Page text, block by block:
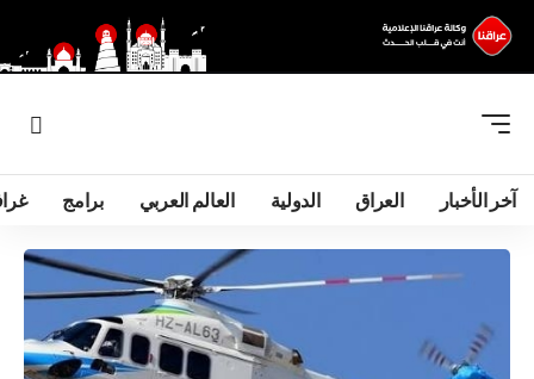
آخر الأخبار العراق الدولية العالم العربي برامج